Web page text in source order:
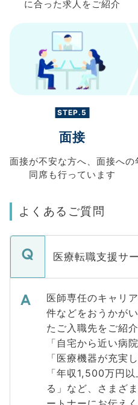
に合った求人を ご紹介
STEP.5
面接
面接が不安な方へ、 面接への
同席も行っています
よくあるご質問
医療転職支援サ
医師専任のキャリ
件などをおうかが
たご入職先をご紹
「自宅から近い病
「医療機器が充実
「年収1,500万円
る」など、さまざ